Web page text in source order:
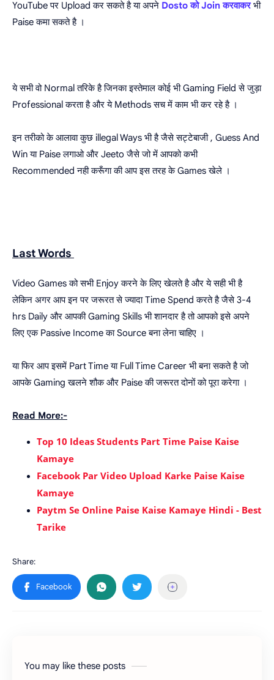
YouTube पर Upload कर सकते है या अपने Dosto को Join करवाकरभी
Paise कमा सकते है ।
ये सभी वो Normal तरिके है जिनका इस्तेमाल कोई भी Gaming Field से जुड़ा
Professional करता है और ये Methods सच में काम भी कर रहे है ।
इन तरीको के आलावा कुछ illegal Ways भी है जैसे सट्टेबाजी , Guess And
Win या Paise लगाओ और Jeeto जैसे जो में आपको कभी
Recommended नही करूँगा की आप इस तरह के Games खेले ।
Last Words
Video Games को सभी Enjoy करने के लिए खेलते है और ये सही भी है
लेकिन अगर आप इन पर जरूरत से ज्यादा Time Spend करते है जैसे 3-4
hrs Daily और आपकी Gaming Skills भी शानदार है तो आपको इसे अपने
लिए एक Passive Income का Source बना लेना चाहिए ।
या फिर आप इसमें Part Time या Full Time Career भी बना सकते है जो
आपके Gaming खलने शौक और Paise की जरूरत दोनों को पूरा करेगा ।
Read More:-
Top 10 Ideas Students Part Time Paise Kaise
Kamaye
Facebook Par Video Upload Karke Paise Kaise
Kamaye
Paytm Se Online Paise Kaise Kamaye Hindi - Best
Tarike
You may like these posts